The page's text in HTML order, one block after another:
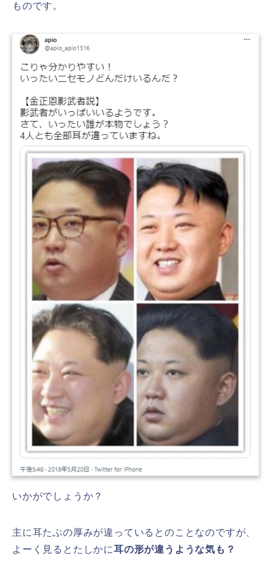
ものです。
いかがでしょうか？
主に耳たぶの厚みが違っているとのことなのですが、
よーく見るとたしかに耳の形が違うような気も？